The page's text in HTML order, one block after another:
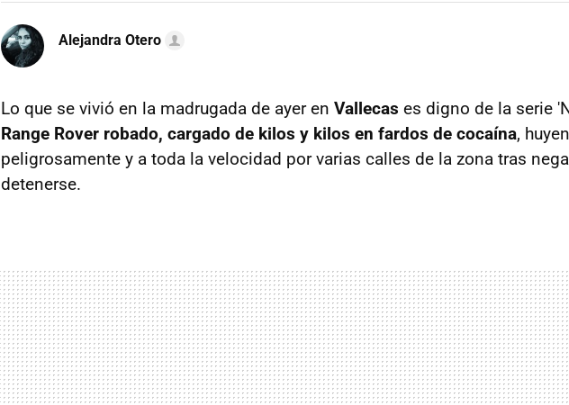
Alejandra Otero
Lo que se vivió en la madrugada de ayer en Vallecas es digno de la serie
Range Rover robado, cargado de kilos y kilos en fardos de cocaína,
peligrosamente y a toda la velocidad por varias calles de la zona tras
detenerse.